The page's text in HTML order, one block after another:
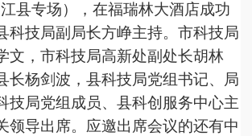
县专场），在福瑞林大酒店成功
科技局副局长方峥主持。市科技局
文，市科技局高新处副处长胡林
长杨剑波，县科技局党组书记、局
技局党组成员、县科创服务中心主
领导出席。 应邀出席会议的还有中